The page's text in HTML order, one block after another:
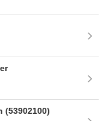
(53902100)